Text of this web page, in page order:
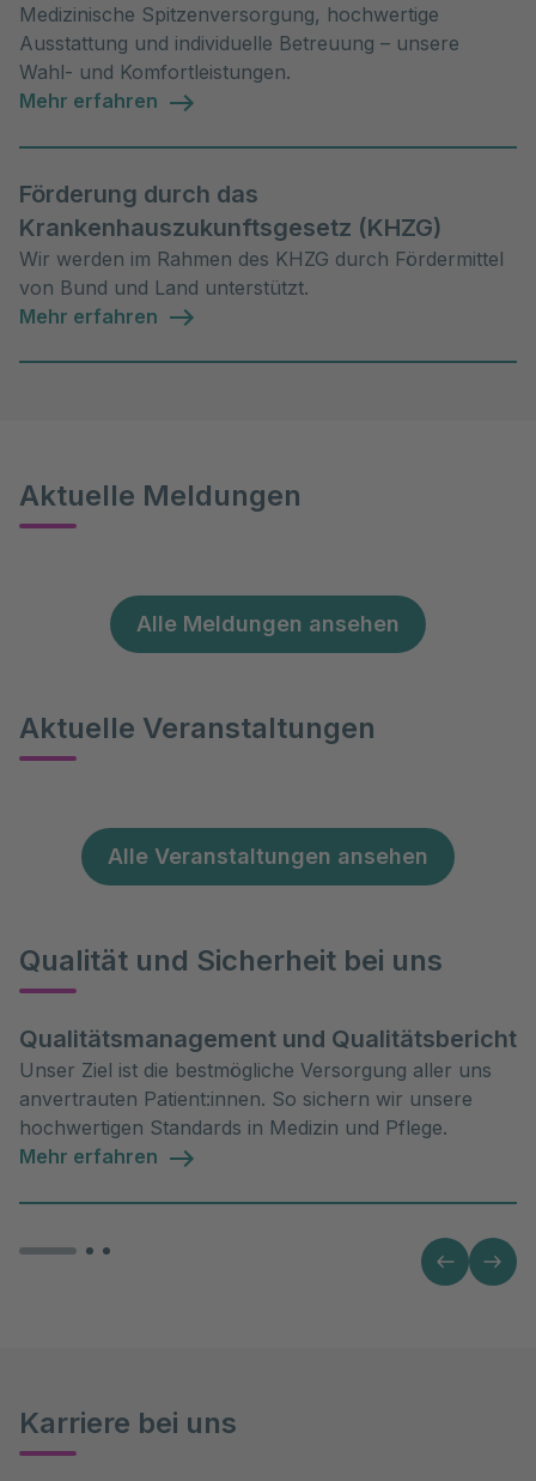
Medizinische Spitzenversorgung, hochwertige
Ausstattung und individuelle Betreuung – unsere
Wahl- und Komfortleistungen.
Mehr erfahren
Förderung durch das
Krankenhauszukunftsgesetz (KHZG)
Wir werden im Rahmen des KHZG durch Fördermittel
von Bund und Land unterstützt.
Mehr erfahren
Aktuelle Meldungen
Alle Meldungen ansehen
Aktuelle Veranstaltungen
Alle Veranstaltungen ansehen
Qualität und Sicherheit bei uns
Qualitätsmanagement und Qualitätsbericht
Unser Ziel ist die bestmögliche Versorgung aller uns
anvertrauten Patient:innen. So sichern wir unsere
hochwertigen Standards in Medizin und Pflege.
Mehr erfahren
Karriere bei uns